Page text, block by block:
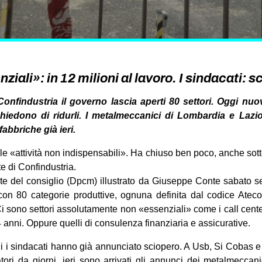
in 12 milioni al lavoro. I sindacati:
il governo lascia aperti 80 settori. Oggi
di ridurli. I metalmeccanici di Lombardia e
già ieri.
«attività non indispensabili». Ha chiuso ben poco, anche
di Confindustria.
del consiglio (Dpcm) illustrato da Giuseppe Conte sabato
80 categorie produttive, ognuna definita dal codice
sono settori assolutamente non «essenziali» come i call
anni. Oppure quelli di consulenza finanziaria e assicurative.
i sindacati hanno già annunciato sciopero. A Usb, Si Cobas